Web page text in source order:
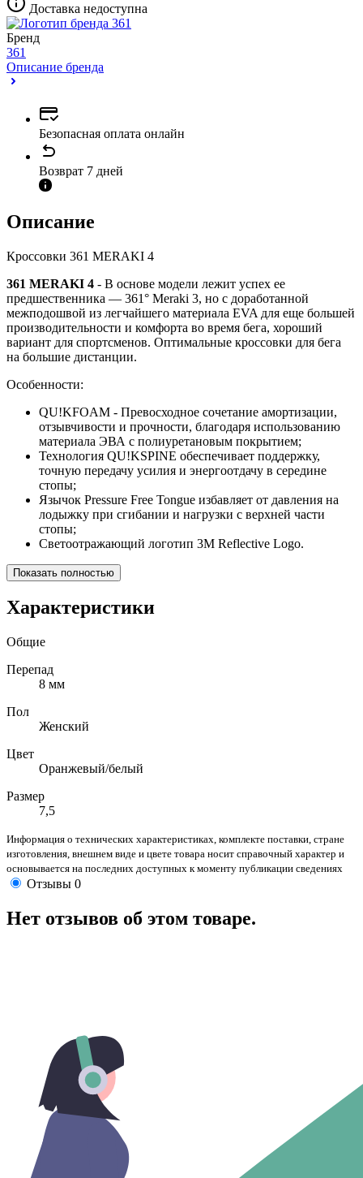
Доставка недоступна
Бренд
361
Описание бренда
Безопасная оплата онлайн
Возврат 7 дней
Описание
Кроссовки 361 MERAKI 4
361 MERAKI 4 - В основе модели лежит успех ее
предшественника — 361° Meraki 3, но с доработанной
межподошвой из легчайшего материала EVA для еще большей
производительности и комфорта во время бега, хороший
вариант для спортсменов. Оптимальные кроссовки для бега
на большие дистанции.
Особенности:
QU!KFOAM - Превосходное сочетание амортизации,
отзывчивости и прочности, благодаря использованию
материала ЭВА с полиуретановым покрытием;
Технология QU!KSPINE обеспечивает поддержку,
точную передачу усилия и энергоотдачу в середине
стопы;
Язычок Pressure Free Tongue избавляет от давления на
лодыжку при сгибании и нагрузки с верхней части
стопы;
Светоотражающий логотип 3M Reflective Logo.
Показать полностью
Характеристики
Общие
Перепад
8 мм
Пол
Женский
Цвет
Оранжевый/белый
Размер
7,5
Информация о технических характеристиках, комплекте поставки, стране
изготовления, внешнем виде и цвете товара носит справочный характер и
основывается на последних доступных к моменту публикации сведениях
Отзывы 0
Нет отзывов об этом товаре.